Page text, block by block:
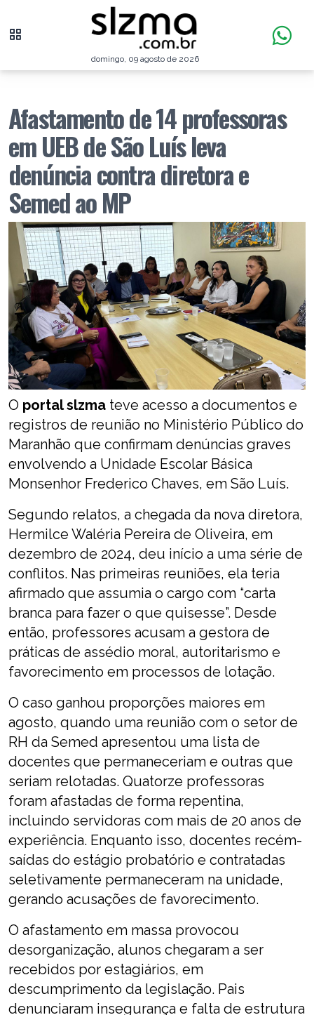
domingo, 09 agosto de 2026
Afastamento de 14 professoras
em UEB de São Luís leva
denúncia contra diretora e
Semed ao MP
O portal slzma teve acesso a documentos e
registros de reunião no Ministério Público do
Maranhão que confirmam denúncias graves
envolvendo a Unidade Escolar Básica
Monsenhor Frederico Chaves, em São Luís.
Segundo relatos, a chegada da nova diretora,
Hermilce Waléria Pereira de Oliveira, em
dezembro de 2024, deu início a uma série de
conflitos. Nas primeiras reuniões, ela teria
afirmado que assumia o cargo com “carta
branca para fazer o que quisesse”. Desde
então, professores acusam a gestora de
práticas de assédio moral, autoritarismo e
favorecimento em processos de lotação.
O caso ganhou proporções maiores em
agosto, quando uma reunião com o setor de
RH da Semed apresentou uma lista de
docentes que permaneceriam e outras que
seriam relotadas. Quatorze professoras
foram afastadas de forma repentina,
incluindo servidoras com mais de 20 anos de
experiência. Enquanto isso, docentes recém-
saídas do estágio probatório e contratadas
seletivamente permaneceram na unidade,
gerando acusações de favorecimento.
O afastamento em massa provocou
desorganização, alunos chegaram a ser
recebidos por estagiários, em
descumprimento da legislação. Pais
denunciaram insegurança e falta de estrutura